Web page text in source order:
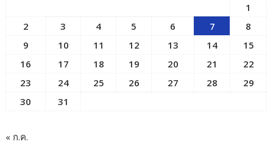
1
2
3 4 5 6 7
8
9
10 11 12 13 14
15
16
17 18 19 20 21
22
23
24 25 26 27 28
29
30
31
« ก.ค.